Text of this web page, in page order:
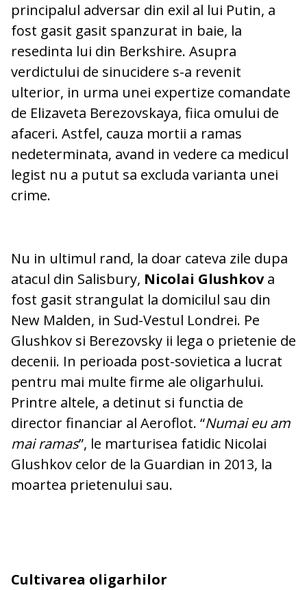
principalul adversar din exil al lui Putin, a
fost gasit gasit spanzurat in baie, la
resedinta lui din Berkshire. Asupra
verdictului de sinucidere s-a revenit
ulterior, in urma unei expertize comandate
de Elizaveta Berezovskaya, fiica omului de
afaceri. Astfel, cauza mortii a ramas
nedeterminata, avand in vedere ca medicul
legist nu a putut sa excluda varianta unei
crime.
Nu in ultimul rand, la doar cateva zile dupa
atacul din Salisbury, Nicolai Glushkova
fost gasit strangulat la domicilul sau din
New Malden, in Sud-Vestul Londrei. Pe
Glushkov si Berezovsky ii lega o prietenie de
decenii. In perioada post-sovietica a lucrat
pentru mai multe firme ale oligarhului.
Printre altele, a detinut si functia de
director financiar al Aeroflot. “Numai eu am
mai ramas”, le marturisea fatidic Nicolai
Glushkov celor de la Guardian in 2013, la
moartea prietenului sau.
Cultivarea oligarhilor